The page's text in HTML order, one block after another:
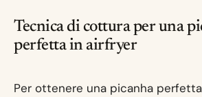
Tecnica di cottura per una
perfetta in airfryer
Per ottenere una picanha